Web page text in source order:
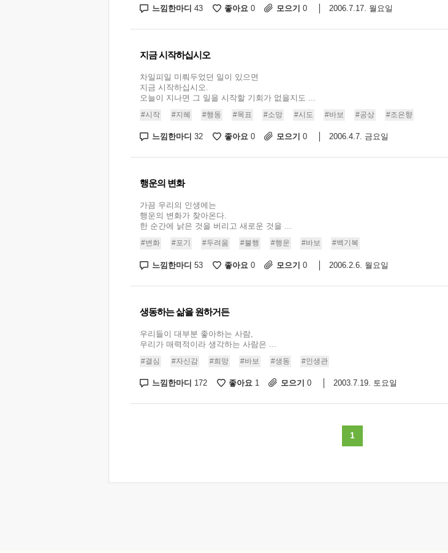
느낌한마디 43 좋아요 0 모으기 0 2006.7.17. 월요일
지금 시작하십시오
차일피일 미뤄두었던 일이 있으면
지금 시작하십시오.
오늘이 지나면 그 일을 시작할 기회가 없을지도 ...
#시작 #지혜 #행동 #목표 #소망 #시도 #바보 #공상 #조은향
느낌한마디 32 좋아요 0 모으기 0 2006.4.7. 금요일
행운의 변화
가끔 우리의 인생에는
행운의 변화가 찾아온다.
한 순간에 낡은 것을 버리고 새로운 것을 ...
#변화 #포기 #두려움 #불행 #행운 #바보 #백기복
느낌한마디 53 좋아요 0 모으기 0 2006.2.6. 월요일
생동하는 삶을 원하거든
우리들이 대부분 좋아하는 사람,
우리가 매력적이라 생각하는 사람은 ...
#결심 #자신감 #희망 #바보 #생동 #인생관
느낌한마디 172 좋아요 1 모으기 0 2003.7.19. 토요일
1